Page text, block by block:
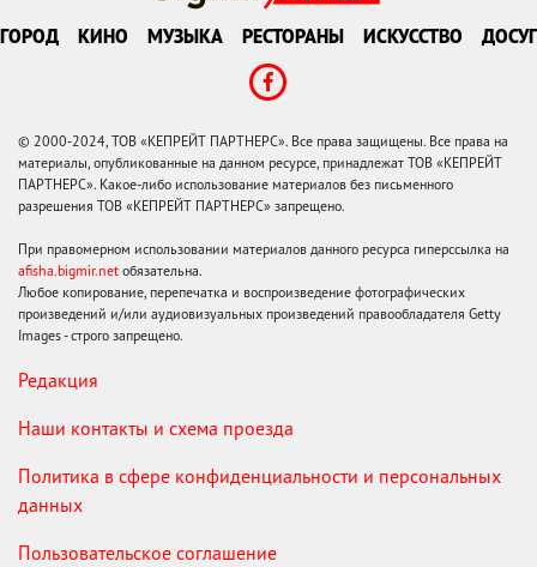
ГОРОД КИНО МУЗЫКА РЕСТОРАНЫ ИСКУССТВО ДОСУГ
© 2000-2024, ТОВ «КЕПРЕЙТ ПАРТНЕРС». Все права защищены. Все права на
материалы, опубликованные на данном ресурсе, принадлежат ТОВ «КЕПРЕЙТ
ПАРТНЕРС». Какое-либо использование материалов без письменного
разрешения ТОВ «КЕПРЕЙТ ПАРТНЕРС» запрещено.
При правомерном использовании материалов данного ресурса гиперссылка на
afisha.bigmir.net обязательна.
Любое копирование, перепечатка и воспроизведение фотографических
произведений и/или аудиовизуальных произведений правообладателя Getty
Images - строго запрещено.
Редакция
Наши контакты и схема проезда
Политика в сфере конфиденциальности и персональных
данных
Пользовательское соглашение